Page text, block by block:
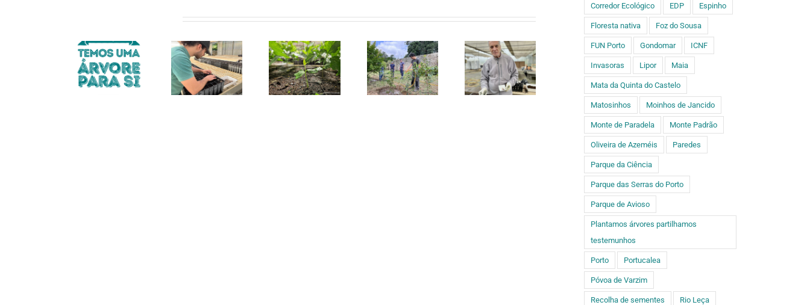
Novidades
do Viveiro
do
Voluntários
cuidam da
próxima
geração do
Nova sebe
autóctone
no Viveiro
do Porto
Sementeiras
no Viveiro
do
FUTURO
um
temos uma
árvore
para si”
arranca
em Abril
Novidades
do Viveiro
do
FUTURO
Voluntários
FUTURO
Corredor Ecológico EDP Espinho
Floresta nativa Foz do Sousa
FUN Porto Gondomar ICNF
Invasoras Lipor Maia
Mata da Quinta do Castelo
Matosinhos Moinhos de Jancido
Monte de Paradela Monte Padrão
Oliveira de Azeméis Paredes
Parque da Ciência
Parque das Serras do Porto
Parque de Avioso
Plantamos árvores partilhamos
testemunhos
Porto Portucalea
Póvoa de Varzim
Recolha de sementes Rio Leça